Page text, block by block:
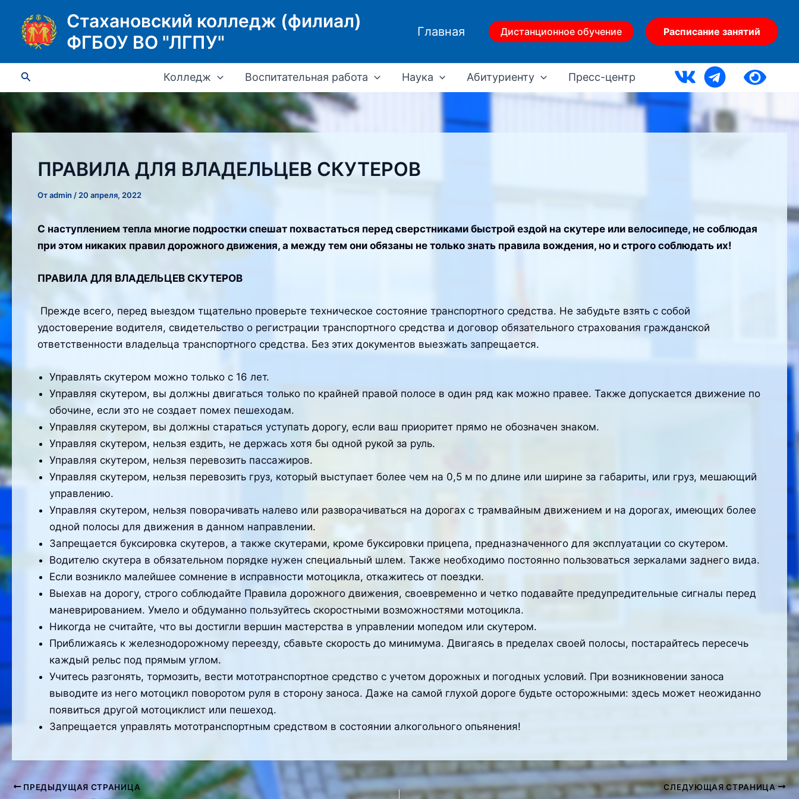
содержимому
Стахановский колледж (филиал)
ФГБОУ ВО "ЛГПУ"
Главная Дистанционное обучение Расписание занятий
Поиск Колледж Воспитательная работа Наука Абитуриенту Пресс-центр
ПРАВИЛА ДЛЯ ВЛАДЕЛЬЦЕВ СКУТЕРОВ
Отadmin / 20 апреля, 2022
С наступлением тепла многие подростки спешат похвастаться перед сверстниками быстрой ездой на скутере или велосипеде, не соблюдая
при этом никаких правил дорожного движения, а между тем они обязаны не только знать правила вождения, но и строго соблюдать их!
ПРАВИЛА ДЛЯ ВЛАДЕЛЬЦЕВ СКУТЕРОВ
Прежде всего, перед выездом тщательно проверьте техническое состояние транспортного средства. Не забудьте взять с собой
удостоверение водителя, свидетельство о регистрации транспортного средства и договор обязательного страхования гражданской
ответственности владельца транспортного средства. Без этих документов выезжать запрещается.
Управлять скутером можно только с 16 лет.
Управляя скутером, вы должны двигаться только по крайней правой полосе в один ряд как можно правее. Также допускается движение по
обочине, если это не создает помех пешеходам.
Управляя скутером, вы должны стараться уступать дорогу, если ваш приоритет прямо не обозначен знаком.
Управляя скутером, нельзя ездить, не держась хотя бы одной рукой за руль.
Управляя скутером, нельзя перевозить пассажиров.
Управляя скутером, нельзя перевозить груз, который выступает более чем на 0,5 м по длине или ширине за габариты, или груз, мешающий
управлению.
Управляя скутером, нельзя поворачивать налево или разворачиваться на дорогах с трамвайным движением и на дорогах, имеющих более
одной полосы для движения в данном направлении.
Запрещается буксировка скутеров, а также скутерами, кроме буксировки прицепа, предназначенного для эксплуатации со скутером.
Водителю скутера в обязательном порядке нужен специальный шлем. Также необходимо постоянно пользоваться зеркалами заднего вида.
Если возникло малейшее сомнение в исправности мотоцикла, откажитесь от поездки.
Выехав на дорогу, строго соблюдайте Правила дорожного движения, своевременно и четко подавайте предупредительные сигналы перед
маневрированием. Умело и обдуманно пользуйтесь скоростными возможностями мотоцикла.
Никогда не считайте, что вы достигли вершин мастерства в управлении мопедом или скутером.
Приближаясь к железнодорожному переезду, сбавьте скорость до минимума. Двигаясь в пределах своей полосы, постарайтесь пересечь
каждый рельс под прямым углом.
Учитесь разгонять, тормозить, вести мототранспортное средство с учетом дорожных и погодных условий. При возникновении заноса
выводите из него мотоцикл поворотом руля в сторону заноса. Даже на самой глухой дороге будьте осторожными: здесь может неожиданно
появиться другой мотоциклист или пешеход.
Запрещается управлять мототранспортным средством в состоянии алкогольного опьянения!
Навигация
ПРЕДЫДУЩАЯ СТРАНИЦА СЛЕДУЮЩАЯ СТРАНИЦА